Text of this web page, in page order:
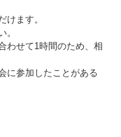
けます。
。
わせて1時間のため、相
に参加したことがある